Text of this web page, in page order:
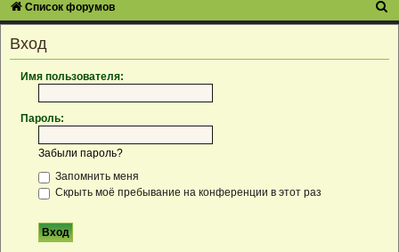
Список форумов
Вход
Имя пользователя:
Пароль:
Забыли пароль?
Запомнить меня
Скрыть моё пребывание на конференции в этот раз